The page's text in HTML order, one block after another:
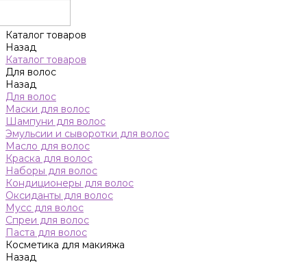
Каталог товаров
Назад
Каталог товаров
Для волос
Назад
Для волос
Маски для волос
Шампуни для волос
Эмульсии и сыворотки для волос
Масло для волос
Краска для волос
Наборы для волос
Кондиционеры для волос
Оксиданты для волос
Мусс для волос
Спреи для волос
Паста для волос
Косметика для макияжа
Назад